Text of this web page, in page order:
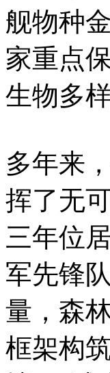
舰物种
家重点
生物多
多年来
挥了无
三年位
军先锋
量，森
框架构